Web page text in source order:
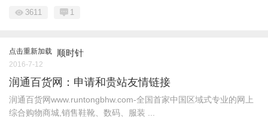
3611 1
点击重新加载 顺时针
2016-7-12
润通百货网：申请和贵站友情链接
润通百货网www.runtongbhw.com-全国首家中国区域式专业的网上
综合购物商城,销售鞋靴、数码、服装 ...